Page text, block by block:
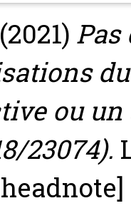
(2021)
ou un
23074).